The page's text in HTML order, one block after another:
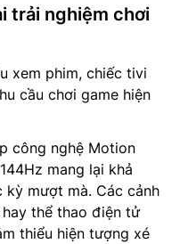
trải nghiệm chơi
xem phim, chiếc tivi
cầu chơi game hiện
công nghệ Motion
mang lại khả
kỳ mượt mà. Các cảnh
thể thao điện tử
thiểu hiện tượng xé